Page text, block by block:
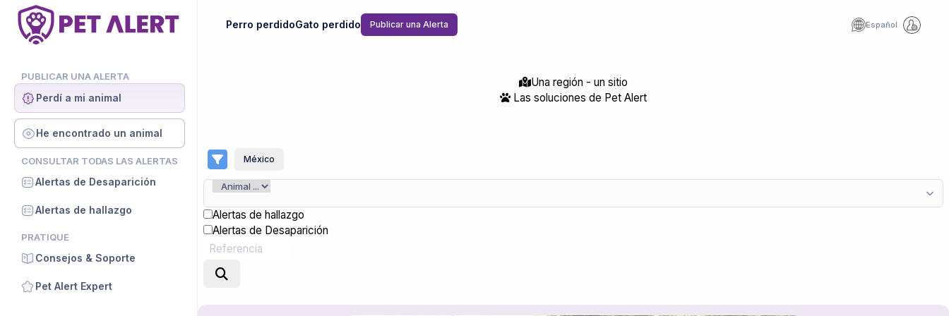
PUBLICAR UNA ALERTA
Perdí a mi animal
He encontrado un animal
CONSULTAR TODAS LAS ALERTAS
Alertas de Desaparición
Alertas de hallazgo
PRATIQUE
Consejos & Soporte
Pet Alert Expert
Perro perdidoGato perdido Publicar una Alerta Español
Una región - un sitio
Las soluciones de Pet Alert
México
Alertas de hallazgo
Alertas de Desaparición